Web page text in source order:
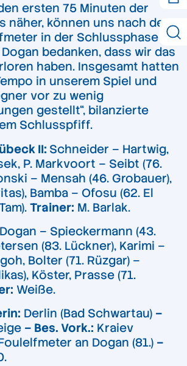
ersten 75 Minuten der
näher, können uns nach dem
in der Schlussphase
bedanken, dass wir das
haben. Insgesamt hatten
in unserem Spiel und
vor zu wenig
gestellt“, bilanzierte
Schlusspfiff.
II: Schneider – Hartwig,
P. Markvoort – Seibt (76.
– Mensah (46. Grobauer),
Bamba – Ofosu (62. El
Trainer: M. Barlak.
Dogan – Spieckermann (43.
(83. Lückner), Karimi –
Bolter (71. Rüzgar) –
Köster, Prasse (71.
Weiße.
Derlin (Bad Schwartau) –
– Bes. Vork.: Kraiev
an Dogan (81.) –